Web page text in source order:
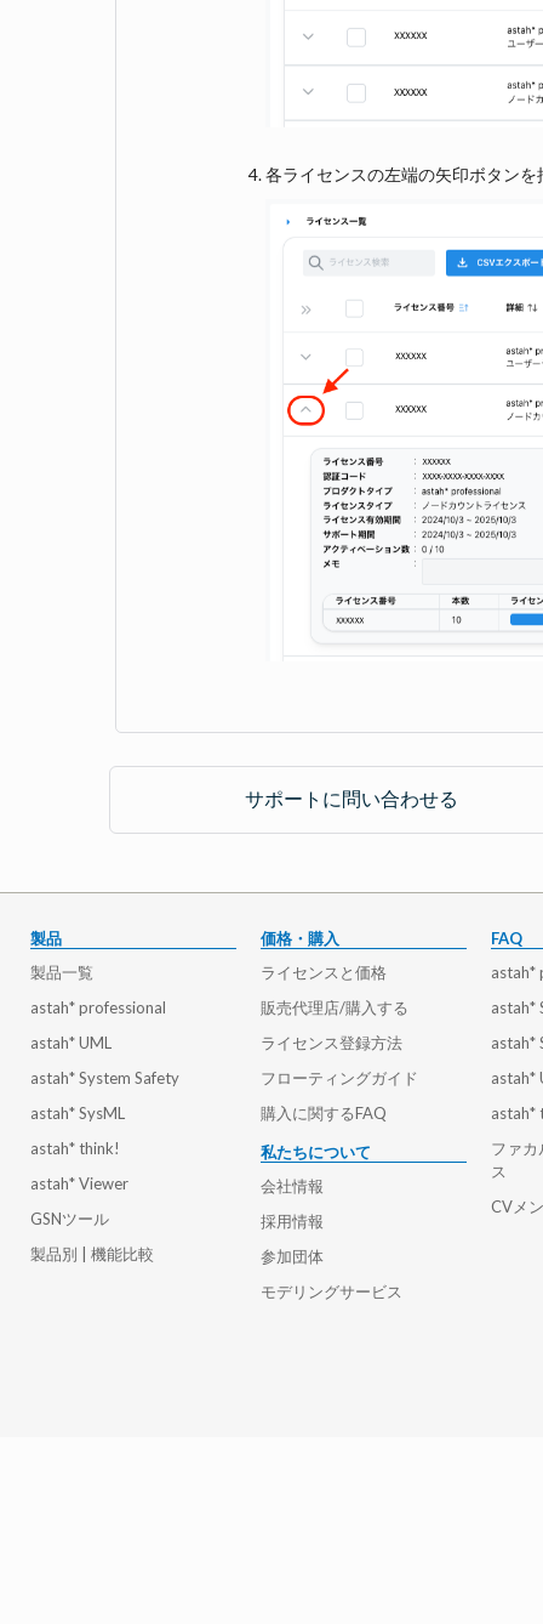
各ライセンスの左端の矢印ボタン
サポートに問い合わせる
製品
製品一覧
astah* professional
astah* UML
astah* System Safety
astah* SysML
astah* think!
astah* Viewer
GSNツール
製品別 | 機能比較
価格・購入
ライセンスと価格
販売代理店/購入する
ライセンス登録方法
フローティングガイド
購入に関するFAQ
私たちについて
会社情報
採用情報
参加団体
モデリングサービス
FAQ
astah*
astah*
astah*
astah*
astah*
ファカ
ス
CVメ